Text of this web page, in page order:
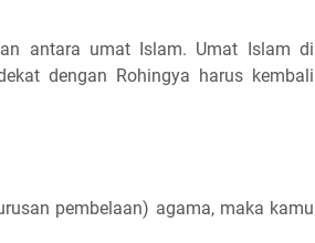
antara umat Islam. Umat Islam di
dengan Rohingya harus kembali
pembelaan) agama, maka kamu